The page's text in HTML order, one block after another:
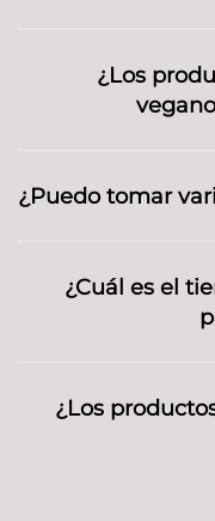
¿Los
¿Puedo tomar
¿Cuál es el
¿Los